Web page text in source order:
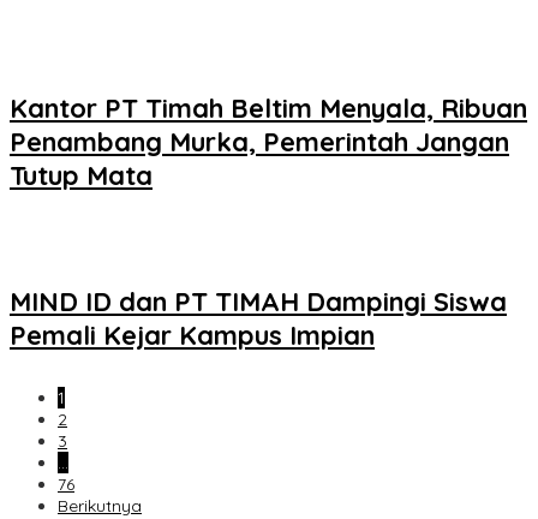
Kantor PT Timah Beltim Menyala, Ribuan
Penambang Murka, Pemerintah Jangan
Tutup Mata
MIND ID dan PT TIMAH Dampingi Siswa
Pemali Kejar Kampus Impian
1
2
3
…
76
Berikutnya